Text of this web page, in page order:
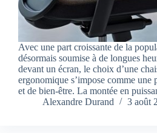
Avec une part croissante de la
désormais soumise à de longues
devant un écran, le choix d’une
ergonomique s’impose comme une
et de bien-être. La montée en
Alexandre Durand
3 août